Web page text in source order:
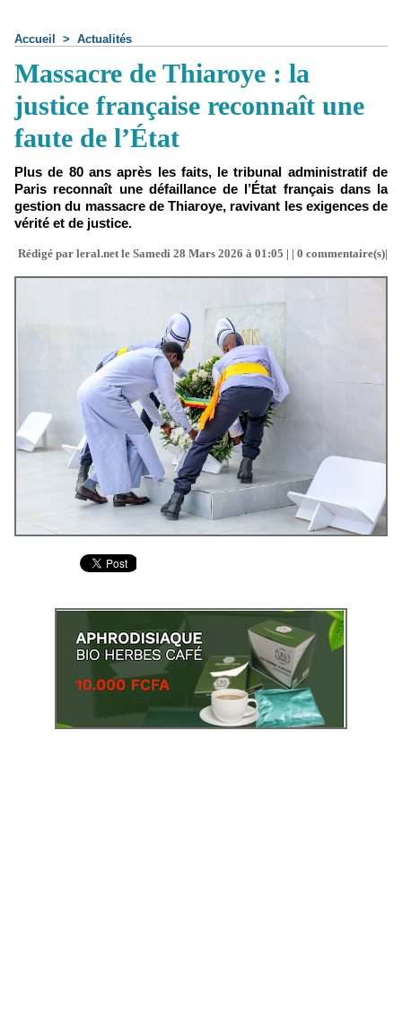
Accueil > Actualités
Massacre de Thiaroye : la
justice française reconnaît une
faute de l’État
Plus de 80 ans après les faits, le tribunal administratif de
Paris reconnaît une défaillance de l’État français dans la
gestion du massacre de Thiaroye, ravivant les exigences de
vérité et de justice.
Rédigé par leral.net le Samedi 28 Mars 2026 à 01:05 | | 0 commentaire(s)|